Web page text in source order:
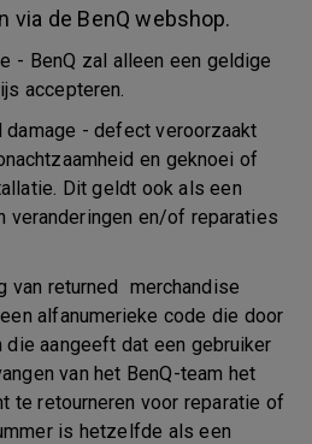
via de BenQ webshop.
- BenQ zal alleen een geldige
accepteren.
damage - defect veroorzaakt
en geknoei of
Dit geldt ook als een
veranderingen en/of reparaties
van returned merchandise
alfanumerieke code die door
die aangeeft dat een gebruiker
van het BenQ-team het
te retourneren voor reparatie of
is hetzelfde als een